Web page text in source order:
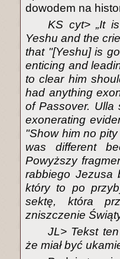
dowodem na
KS cyt> „It
Yeshu and the
that "[Yeshu] is
enticing and
to clear him
had anything
of Passover. Ulla
exonerating
"Show him no
was different
Powyższy
rabbiego Jezusa
który to po
sektę, która
zniszczenie
JL> Tekst
że miał być